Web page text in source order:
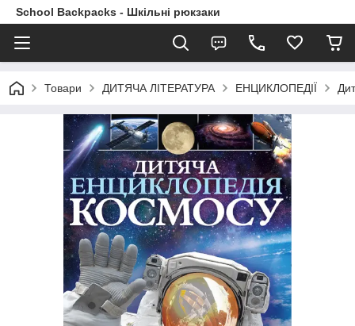
School Backpacks - Шкільні рюкзаки
Товари ДИТЯЧА ЛІТЕРАТУРА ЕНЦИКЛОПЕДІЇ